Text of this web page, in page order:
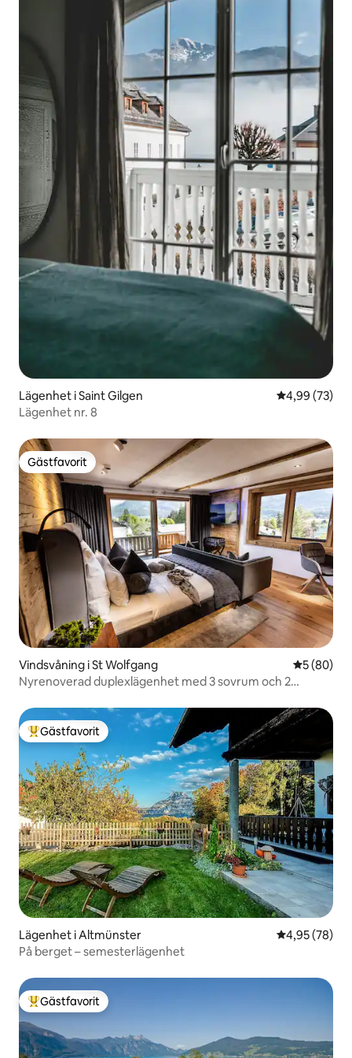
Lägenhet i Saint Gilgen 4,99 av 5 i
4,99 (73)
Lägenhet nr. 8
Gästfavorit
Gästfavorit
Vindsvåning i St Wolfgang 5 av 5 i
5 (80)
Nyrenoverad duplexlägenhet med 3 sovrum och 2
Populär gästfavorit
Gästfavorit
Lägenhet i Altmünster 4,95 av 5 i
4,95 (78)
På berget – semesterlägenhet
Populär gästfavorit
Gästfavorit